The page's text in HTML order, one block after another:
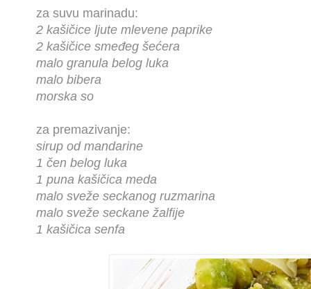
za suvu marinadu:
2 kašičice ljute mlevene paprike
2 kašičice smeđeg šećera
malo granula belog luka
malo bibera
morska so
za premazivanje:
sirup od mandarine
1 čen belog luka
1 puna kašičica meda
malo sveže seckanog ruzmarina
malo sveže seckane žalfije
1 kašičica senfa